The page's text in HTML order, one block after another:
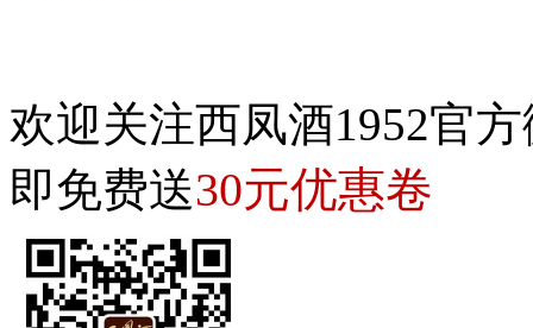
欢迎关注西凤酒1952官
即免费送30元优惠卷